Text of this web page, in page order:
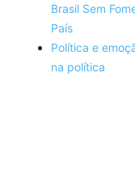
Brasil Sem
País
Política e
na política